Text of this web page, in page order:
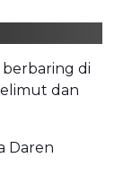
di
dan
Daren